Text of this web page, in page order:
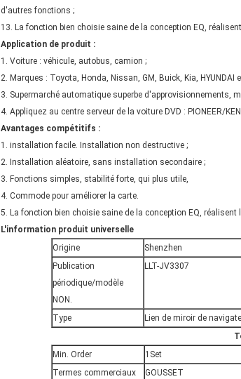
d'autres fonctions ;
13. La fonction bien choisie saine de la conception EQ,
Application de produit :
1. Voiture : véhicule, autobus, camion ;
2. Marques : Toyota, Honda, Nissan, GM, Buick, Kia, HYUNDAI
3. Supermarché automatique superbe d'approvisionnements,
4. Appliquez au centre serveur de la voiture DVD : PIONEER/
Avantages compétitifs :
1. installation facile. Installation non destructive ;
2. Installation aléatoire, sans installation secondaire ;
3. Fonctions simples, stabilité forte, qui plus utile,
4. Commode pour améliorer la carte.
5. La fonction bien choisie saine de la conception EQ,
L'information produit universelle
Origine
Shenzhen
Publication
périodique/modèle
NON.
LLT-JV3307
Type Lien de miroir de
Min. Order
1Set
Termes commerciaux
GOUSSET